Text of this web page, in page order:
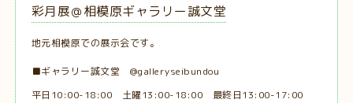
彩月展＠相模原ギャラリー誠文堂
地元相模原での展示会です。
■ギャラリー誠文堂 @galleryseibundou
平日10:00-18:00 土曜13:00-18:00 最終日13:00-17:00